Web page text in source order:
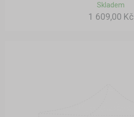
Skladem
1 609,00 Kč